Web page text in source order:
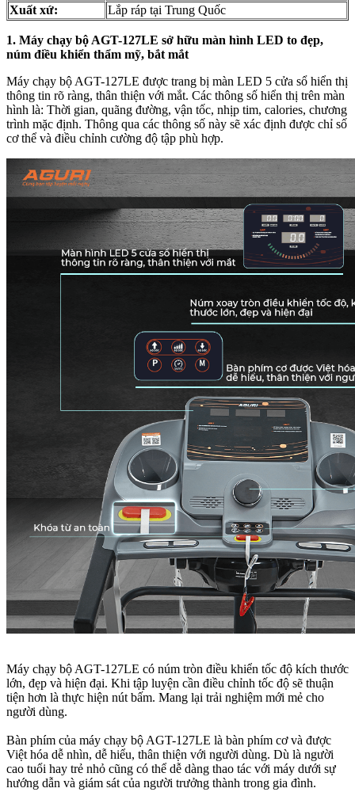
Xuất xứ:
Lắp ráp tại Trung Quốc
1. Máy chạy bộ AGT-127LE sở hữu màn hình LED to đẹp,
núm điều khiển thẩm mỹ, bắt mắt
Máy chạy bộ AGT-127LE được trang bị màn LED 5 cửa sổ hiển thị
thông tin rõ ràng, thân thiện với mắt. Các thông số hiển thị trên màn
hình là: Thời gian, quãng đường, vận tốc, nhịp tim, calories, chương
trình mặc định. Thông qua các thông số này sẽ xác định được chỉ số
cơ thể và điều chỉnh cường độ tập phù hợp.
Máy chạy bộ AGT-127LE có núm tròn điều khiển tốc độ kích thước
lớn, đẹp và hiện đại. Khi tập luyện cần điều chỉnh tốc độ sẽ thuận
tiện hơn là thực hiện nút bấm. Mang lại trải nghiệm mới mẻ cho
người dùng.
Bàn phím của máy chạy bộ AGT-127LE là bàn phím cơ và được
Việt hóa dễ nhìn, dễ hiểu, thân thiện với người dùng. Dù là người
cao tuổi hay trẻ nhỏ cũng có thể dễ dàng thao tác với máy dưới sự
hướng dẫn và giám sát của người trưởng thành trong gia đình.